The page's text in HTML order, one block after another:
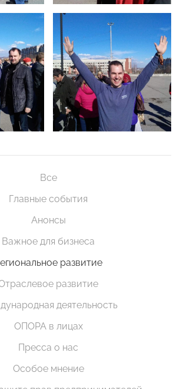
Все
Главные события
Анонсы
Важное для бизнеса
развитие
развитие
деятельность
ОПОРА в лицах
Пресса о нас
Особое мнение